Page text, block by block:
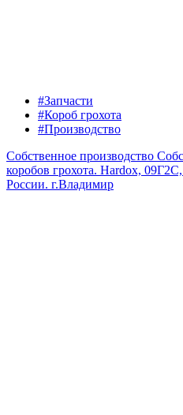
#Запчасти
#Короб грохота
#Производство
Собственное производство
коробов грохота. Hardox,
России. г.Владимир